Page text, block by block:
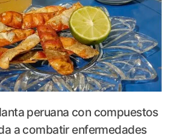
peruana con compuestos
a combatir enfermedades